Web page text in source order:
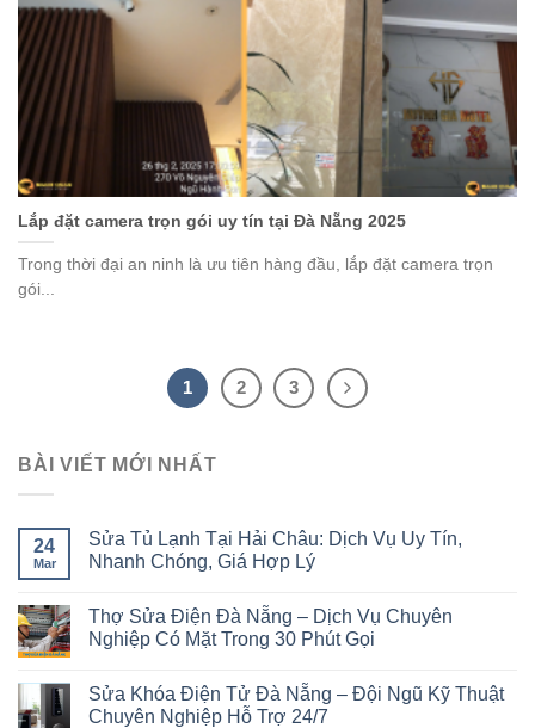
Lắp đặt camera trọn gói uy tín tại Đà Nẵng 2025
Trong thời đại an ninh là ưu tiên hàng đầu, lắp đặt camera trọn
gói...
1 2 3
BÀI VIẾT MỚI NHẤT
24
Mar
Sửa Tủ Lạnh Tại Hải Châu: Dịch Vụ Uy Tín,
Nhanh Chóng, Giá Hợp Lý
Thợ Sửa Điện Đà Nẵng – Dịch Vụ Chuyên
Nghiệp Có Mặt Trong 30 Phút Gọi
Sửa Khóa Điện Tử Đà Nẵng – Đội Ngũ Kỹ Thuật
Chuyên Nghiệp Hỗ Trợ 24/7